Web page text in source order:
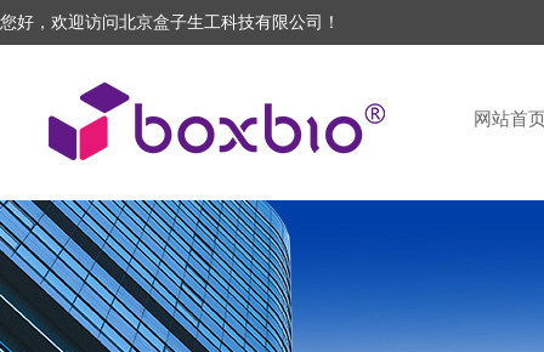
您好，欢迎访问北京盒子生工科技有限公司！
网站首